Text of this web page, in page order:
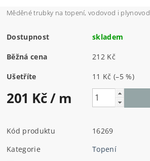
Měděné trubky na topení, vodovod i plynovod.
Dostupnost skladem
Běžná cena 212 Kč
Ušetříte 11 Kč(–5 %)
201 Kč/ m
Kód produktu
16269
Kategorie
Topení